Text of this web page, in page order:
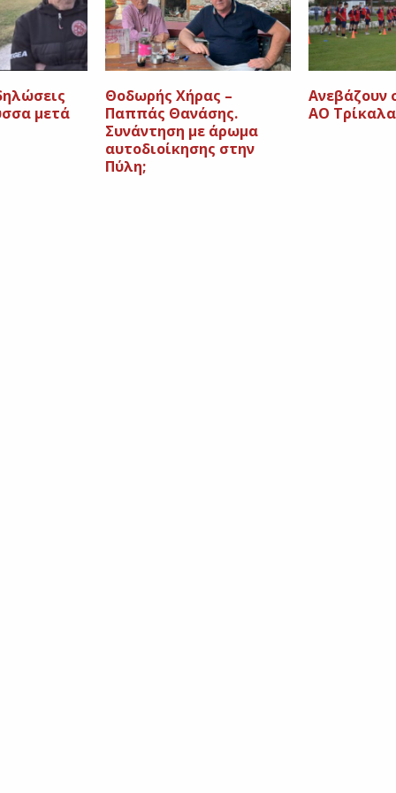
μετά
Θοδωρής Χήρας –
Παππάς Θανάσης.
Συνάντηση με άρωμα
αυτοδιοίκησης στην
Πύλη;
Ανεβάζουν
ΑΟ Τρίκαλα